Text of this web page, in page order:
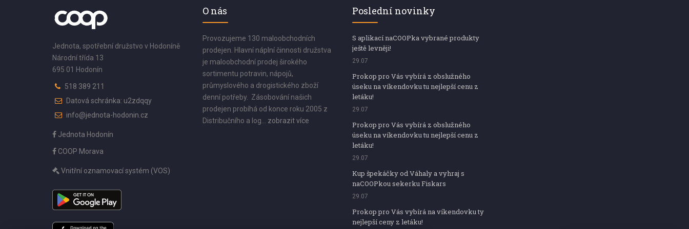
Jednota, spotřební družstvo v Hodoníně
Národní třída 13
695 01 Hodonín
518 389 211
Datová schránka: u2zdqqy
info@jednota-hodonin.cz
Jednota Hodonín
COOP Morava
Vnitřní oznamovací systém (VOS)
O nás
Provozujeme 130 maloobchodních
prodejen. Hlavní náplní činnosti družstva
je maloobchodní prodej širokého
sortimentu potravin, nápojů,
průmyslového a drogistického zboží
denní potřeby. Zásobování našich
prodejen probíhá od konce roku 2005 z
Distribučního a log... zobrazit více
Poslední novinky
S aplikací naCOOPka vybrané produkty
ještě levněji!
29.07
Prokop pro Vás vybírá z obslužného
úseku na víkendovku tu nejlepší cenu z
letáku!
29.07
Prokop pro Vás vybírá z obslužného
úseku na víkendovku tu nejlepší cenu z
letáku!
29.07
Kup špekáčky od Váhaly a vyhraj s
naCOOPkou sekerku Fiskars
29.07
Prokop pro Vás vybírá na víkendovku ty
nejlepší ceny z letáku!